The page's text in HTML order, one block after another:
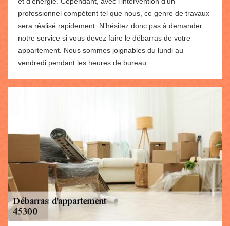
professionnel compétent tel que nous, ce genre de travaux
sera réalisé rapidement. N’hésitez donc pas à demander
notre service si vous devez faire le débarras de votre
appartement. Nous sommes joignables du lundi au
vendredi pendant les heures de bureau.